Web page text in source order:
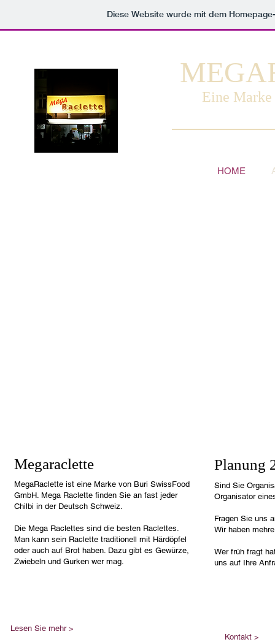
Diese Website wurde mit dem
Eine
HOME
Megaraclette
MegaRaclette ist eine Marke von Buri SwissFood
GmbH. Mega Raclette finden Sie an fast jeder
Chilbi in der Deutsch Schweiz.
Die Mega Raclettes sind die besten Raclettes.
Man kann sein Raclette traditionell mit Härdöpfel
oder auch auf Brot haben. Dazu gibt es Gewürze,
Zwiebeln und Gurken wer mag.
Planung
Sind Sie
Organisator
Fragen Sie uns
Wir haben
Wer früh fragt
uns auf Ihre
Lesen Sie mehr >
Kontakt >